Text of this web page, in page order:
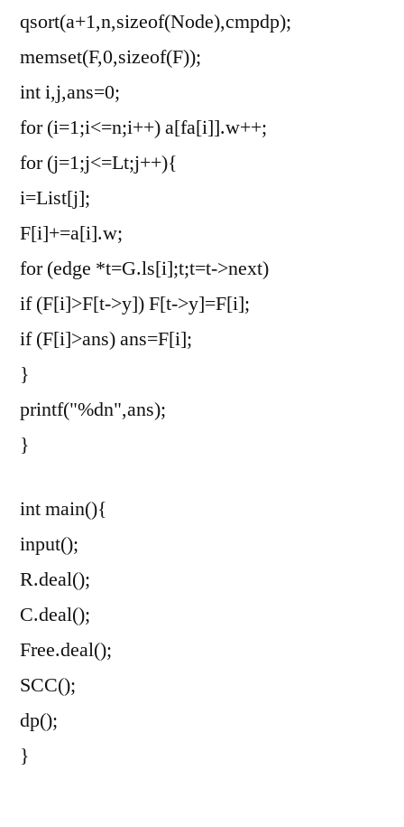
qsort(a+1,n,sizeof(Node),cmpdp);
memset(F,0,sizeof(F));
int i,j,ans=0;
for (i=1;i<=n;i++) a[fa[i]].w++;
for (j=1;j<=Lt;j++){
i=List[j];
F[i]+=a[i].w;
for (edge *t=G.ls[i];t;t=t->next)
if (F[i]>F[t->y]) F[t->y]=F[i];
if (F[i]>ans) ans=F[i];
}
printf("%dn",ans);
}
int main(){
input();
R.deal();
C.deal();
Free.deal();
SCC();
dp();
}